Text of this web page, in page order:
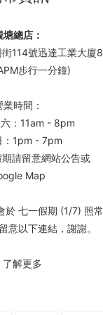
塘總店：
114號迅達工業大廈8
步行一分鐘)
業時間：
：11am - 8pm
：1pm - 7pm
請留意網站公告或
Map
於 七一假期 (1/7) 照常
意以下連結，謝謝。
了解更多